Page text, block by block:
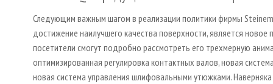
Следующим важным шагом в реализации политики фирмы
достижение наилучшего качества поверхности, является
посетители смогут подробно рассмотреть его трехмерную
оптимизированная регулировка контактных валов, новая
новая система управления шлифовальными утюжками.